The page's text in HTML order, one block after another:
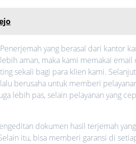
yang berasal dari kantor
aman, maka kami memakai email
sekali bagi para klien kami.
berusaha untuk memberi
lebih pas, selain pelayanan yang
dokumen hasil terjemah
itu, bisa memberi garansi di